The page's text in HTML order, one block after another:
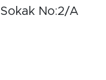
No:2/A